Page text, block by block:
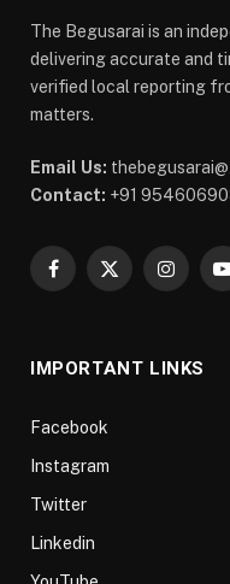
The Begusarai is an
delivering accurate and
verified local reporting
matters.
Email Us:
Contact: +91
Facebook
X
IMPORTANT LINKS
Facebook
Instagram
Twitter
Linkedin